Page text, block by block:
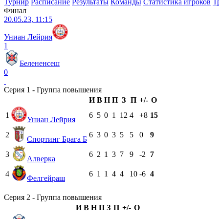
Финал
20.05.23, 11:15
Униан Лейрия
1
Белененсеш
0
Серия 1 - Группа повышения
И В Н П З П +/- О
1
Униан Лейрия
6 5 0 1 12 4 +8 15
2
Cпортинг Брага Б
6 3 0 3 5 5 0 9
3
Алверка
6 2 1 3 7 9 -2 7
4
Фелгейраш
6 1 1 4 4 10 -6 4
Серия 2 - Группа повышения
И В Н П З П +/- О